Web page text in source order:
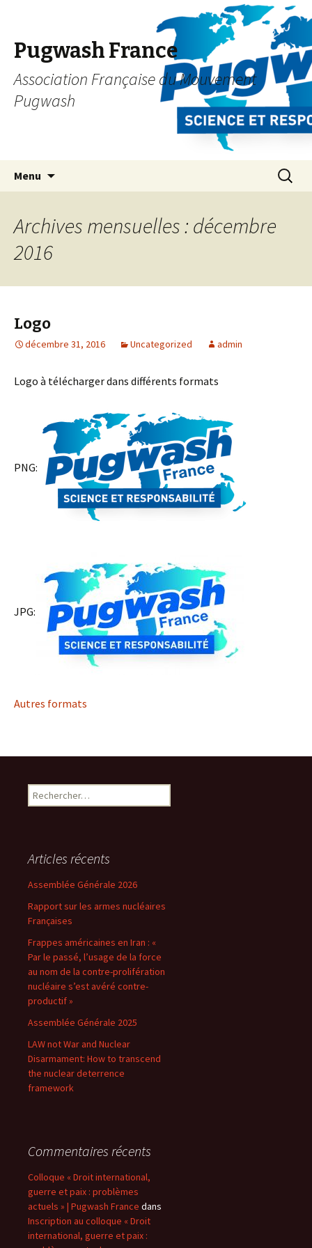
Pugwash France
Association Française du Mouvement
Pugwash
Menu
principal
Archives mensuelles : décembre
2016
Logo
décembre 31, 2016 Uncategorized admin
Logo à télécharger dans différents formats
PNG:
JPG:
Autres formats
Rechercher :
Articles récents
Assemblée Générale 2026
Rapport sur les armes nucléaires
Françaises
Frappes américaines en Iran : «
Par le passé, l’usage de la force
au nom de la contre-prolifération
nucléaire s’est avéré contre-
productif »
Assemblée Générale 2025
LAW not War and Nuclear
Disarmament: How to transcend
the nuclear deterrence
framework
Commentaires récents
Colloque « Droit international,
guerre et paix : problèmes
actuels » | Pugwash France dans
Inscription au colloque « Droit
international, guerre et paix :